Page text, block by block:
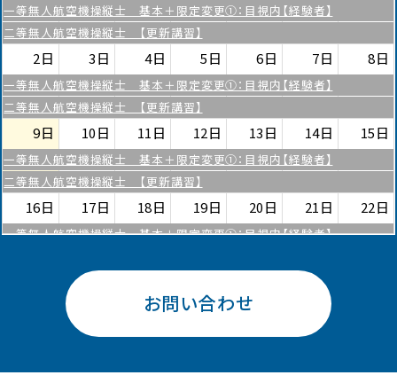
一等無人航空機操縦士 基本＋限定変更①：目視内【経験者】
二等無人航空機操縦士 【更新講習】
2日
一等無人航空機操縦士 基本＋限定変更①：目視内【経験者】
二等無人航空機操縦士 【更新講習】
3日 4日 5日 6日 7日 8日
9日
一等無人航空機操縦士 基本＋限定変更①：目視内【経験者】
二等無人航空機操縦士 【更新講習】
10日 11日 12日 13日 14日 15日
16日
一等無人航空機操縦士 基本＋限定変更①：目視内【経験者】
17日 18日 19日 20日 21日 22日
一等無人航空機操縦士 基本＋限定変更①：目視内【経験者】
二等無人航空機操縦士 【更新講習】
24日 28日
お問い合わせ